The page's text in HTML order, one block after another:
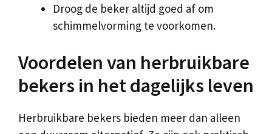
Droog de beker altijd goed af om
schimmelvorming te voorkomen.
Voordelen van herbruikbare
bekers in het dagelijks leven
Herbruikbare bekers bieden meer dan alleen